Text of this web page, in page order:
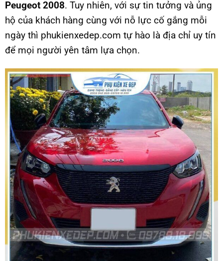
Peugeot 2008. Tuy nhiên, với sự tin tưởng và ủng
hộ của khách hàng cùng với nỗ lực cố gắng mỗi
ngày thì phukienxedep.com tự hào là địa chỉ uy tín
để mọi người yên tâm lựa chọn.